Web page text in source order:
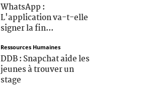
WhatsApp :
L'application va-t-elle
signer la fin...
Ressources Humaines
DDB : Snapchat aide les
jeunes à trouver un
stage